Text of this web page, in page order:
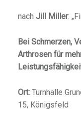
nach Jill Miller:
Bei Schmerzen,
Arthrosen für
Ort:Turnhalle
15, Königsfeld